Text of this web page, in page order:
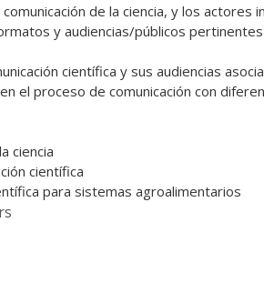
de la ciencia, y los actores
y audiencias/públicos
científica y sus audiencias
el proceso de comunicación con
ciencia
científica
para sistemas agroalimentarios